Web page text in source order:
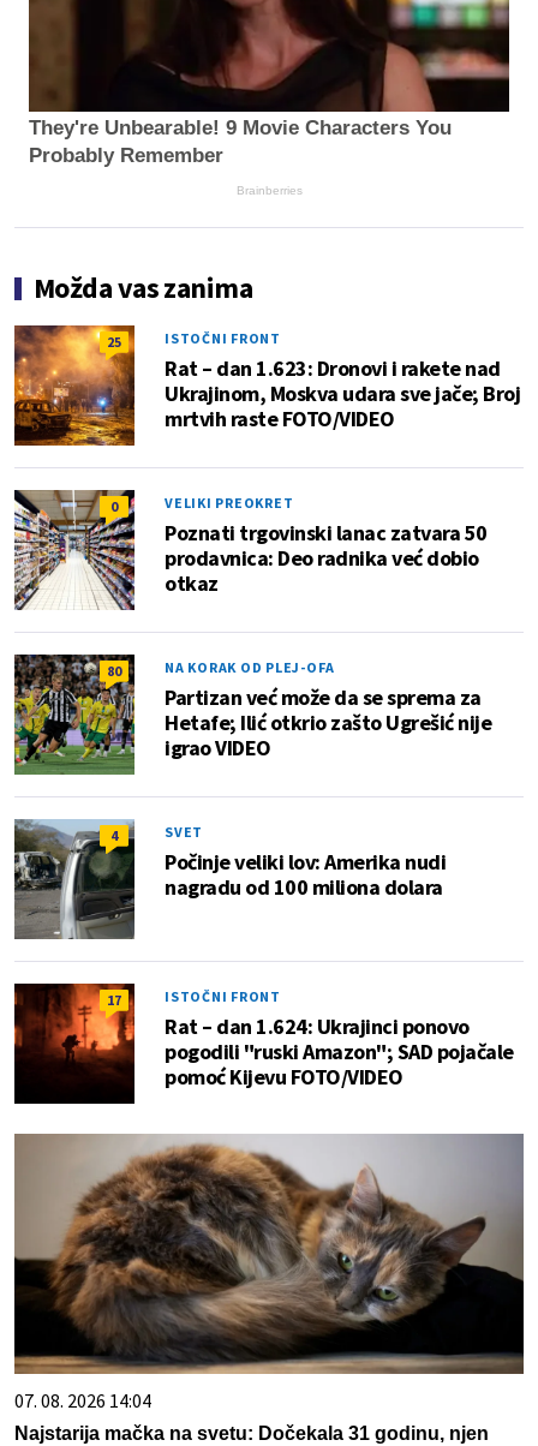
They're Unbearable! 9 Movie Characters You
Probably Remember
Brainberries
Možda vas zanima
25 ISTOČNI FRONT
Rat – dan 1.623: Dronovi i rakete nad
Ukrajinom, Moskva udara sve jače; Broj
mrtvih raste FOTO/VIDEO
0 VELIKI PREOKRET
Poznati trgovinski lanac zatvara 50
prodavnica: Deo radnika već dobio
otkaz
80 NA KORAK OD PLEJ-OFA
Partizan već može da se sprema za
Hetafe; Ilić otkrio zašto Ugrešić nije
igrao VIDEO
4 SVET
Počinje veliki lov: Amerika nudi
nagradu od 100 miliona dolara
17 ISTOČNI FRONT
Rat – dan 1.624: Ukrajinci ponovo
pogodili "ruski Amazon"; SAD pojačale
pomoć Kijevu FOTO/VIDEO
07. 08. 2026 14:04
Najstarija mačka na svetu: Dočekala 31 godinu, njen